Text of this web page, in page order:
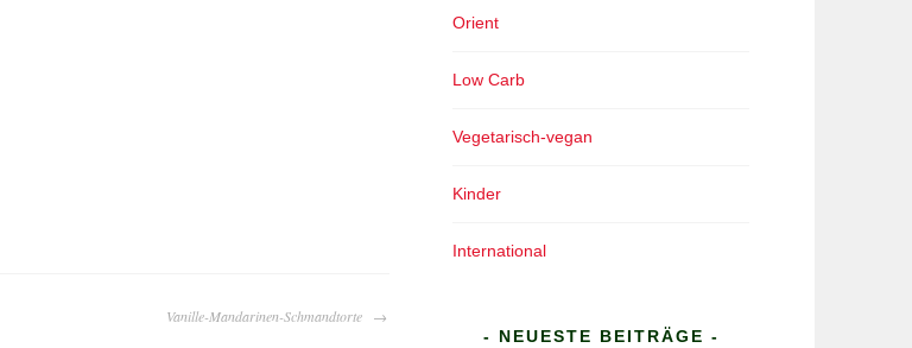
Vanille-Mandarinen-Schmandtorte
Orient
Low Carb
Vegetarisch-vegan
Kinder
International
- NEUESTE BEITRÄGE -